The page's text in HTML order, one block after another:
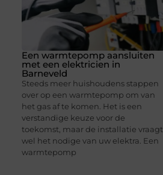
Een warmtepomp aansluiten
met een elektricien in
Barneveld
Steeds meer huishoudens stappen
over op een warmtepomp om van
het gas af te komen. Het is een
verstandige keuze voor de
toekomst, maar de installatie vraagt
wel het nodige van uw elektra. Een
warmtepomp